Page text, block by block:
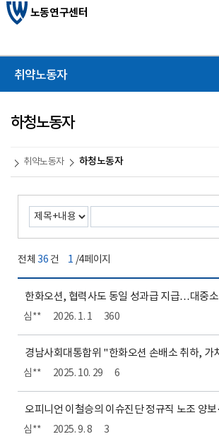
노동연구센터
취약노동자
하청노동자
취약노동자 하청노동자
전체 36 건 1 /4페이지
한화오션, 협력사도 동일 성과급 지급…대중
심** 2026. 1. 1 360
경남사회대통합위 "한화오션 손배소 취하, 가
심** 2025. 10. 29 6
심** 2025. 9. 8 3